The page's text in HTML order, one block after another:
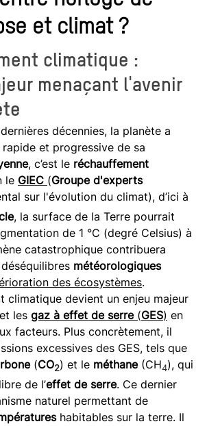
et climat ?
climatique :
menaçant l'avenir
décennies, la planète a
et progressive de sa
, c’est le réchauffement
le GIEC (Groupe d'experts
sur l'évolution du climat), d’ici à
, la surface de la Terre pourrait
de 1 °C (degré Celsius) à
catastrophique contribuera
météorologiques
des écosystèmes.
climatique devient un enjeu majeur
les gaz à effet de serre(GES) en
facteurs. Plus concrètement, il
excessives des GES, tels que
(CO2) et le méthane(CH4), qui
de l’effet de serre. Ce dernier
naturel permettant de
habitables sur la terre. Il